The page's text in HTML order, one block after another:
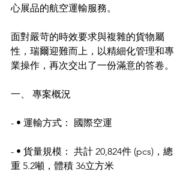
心展品的航空運輸服務。
面對嚴苛的時效要求與複雜的貨物屬
性，瑞爾迎難而上，以精細化管理和專
業操作，再次交出了一份滿意的答卷。
一、 專案概況
- • 運輸方式： 國際空運
- • 貨量規模： 共計 20,824件 (pcs)，總
重 5.2噸，體積 36立方米